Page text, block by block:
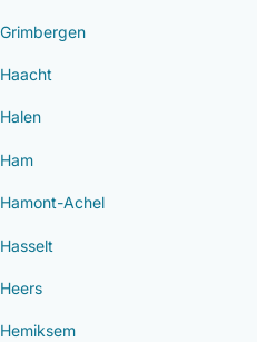
Grimbergen
Haacht
Halen
Ham
Hamont-Achel
Hasselt
Heers
Hemiksem